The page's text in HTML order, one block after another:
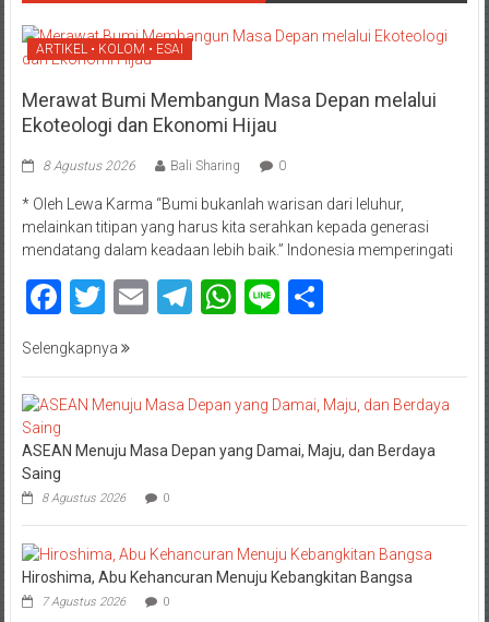
ARTIKEL • KOLOM • ESAI
Merawat Bumi Membangun Masa Depan melalui
Ekoteologi dan Ekonomi Hijau
8 Agustus 2026 Bali Sharing 0
* Oleh Lewa Karma “Bumi bukanlah warisan dari leluhur,
melainkan titipan yang harus kita serahkan kepada generasi
mendatang dalam keadaan lebih baik.” Indonesia memperingati
Facebook
Twitter
EmailTelegram
WhatsApp
LineShare
Selengkapnya
ASEAN Menuju Masa Depan yang Damai, Maju, dan Berdaya
Saing
8 Agustus 2026 0
Hiroshima, Abu Kehancuran Menuju Kebangkitan Bangsa
7 Agustus 2026 0